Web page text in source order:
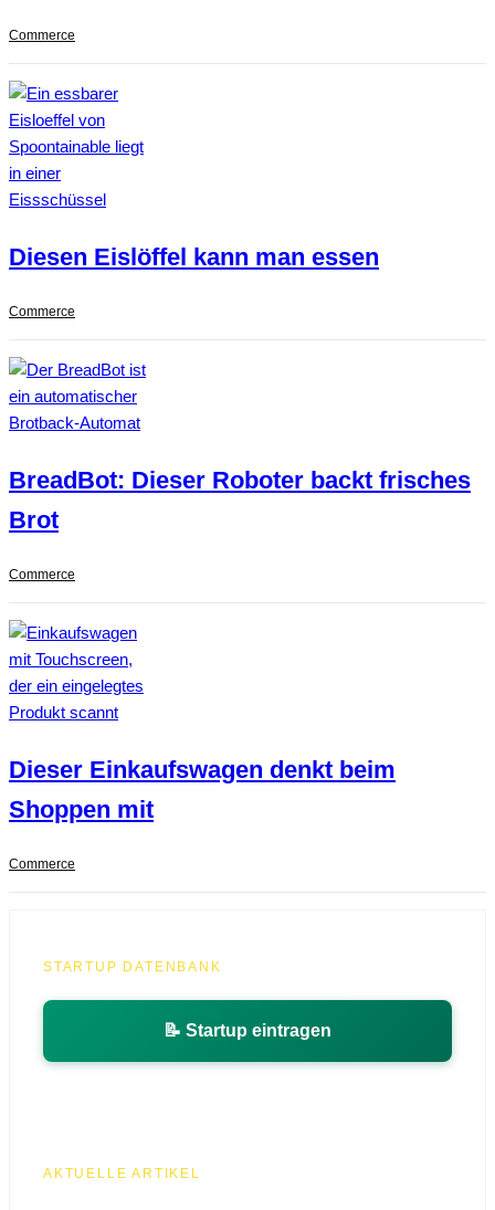
Commerce
Diesen Eislöffel kann man essen
Commerce
BreadBot: Dieser Roboter backt frisches
Brot
Commerce
Dieser Einkaufswagen denkt beim
Shoppen mit
Commerce
STARTUP DATENBANK
📝 Startup eintragen
AKTUELLE ARTIKEL